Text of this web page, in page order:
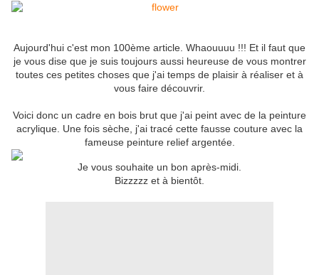
Aujourd'hui c'est mon 100ème article. Whaouuuu !!! Et il faut que
je vous dise que je suis toujours aussi heureuse de vous montrer
toutes ces petites choses que j'ai temps de plaisir à réaliser et à
vous faire découvrir.
Voici donc un cadre en bois brut que j'ai peint avec de la peinture
acrylique. Une fois sèche, j'ai tracé cette fausse couture avec la
fameuse peinture relief argentée.
Je vous souhaite un bon après-midi.
Bizzzzz et à bientôt.